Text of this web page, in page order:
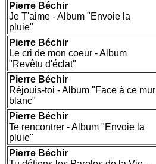
Pierre Béchir
Je T'aime - Album "Envoie la
pluie"
Pierre Béchir
Le cri de mon coeur - Album
"Revêtu d'éclat"
Pierre Béchir
Réjouis-toi - Album "Face à ce mur
blanc"
Pierre Béchir
Te rencontrer - Album "Envoie la
pluie"
Pierre Béchir